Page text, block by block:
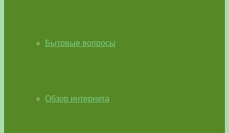
Бытовые вопросы
Обзор интернета